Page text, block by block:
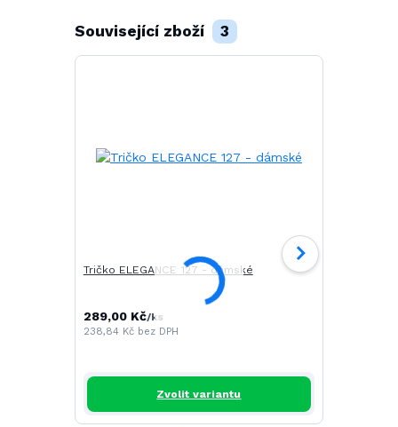
Související zboží 3
Tričko ELEGANCE 127 - dámské
289,00 Kč/ks
238,84 Kč bez DPH
Zvolit variantu